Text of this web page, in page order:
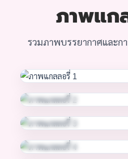
ภาพแก
รวมภาพบรรยากาศและก